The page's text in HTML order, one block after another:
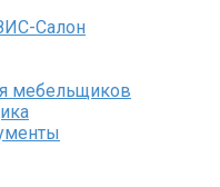
Салон
мебельщиков